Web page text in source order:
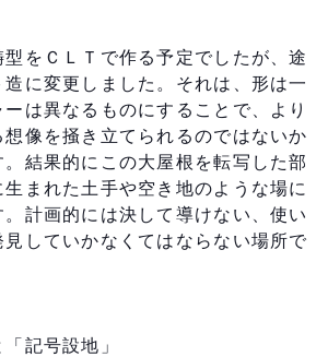
をＣＬＴで作る予定でしたが、途
に変更しました。それは、形は一
は異なるものにすることで、より
像を掻き立てられるのではないか
結果的にこの大屋根を転写した部
まれた土手や空き地のような場に
計画的には決して導けない、使い
していかなくてはならない場所で
記号設地」